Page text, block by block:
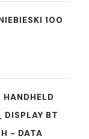
100
BT
- DATA